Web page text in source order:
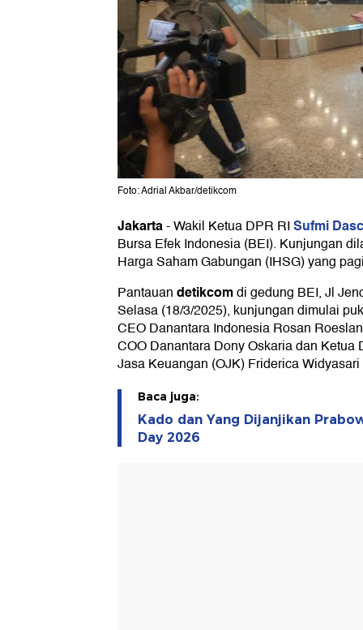
Foto: Adrial Akbar/detikcom
Jakarta-Wakil Ketua DPR RISufmi
Bursa Efek Indonesia (BEI). Kunjungan
Harga Saham Gabungan (IHSG) yang
Pantauandetikcomdi gedung BEI, Jl
Selasa (18/3/2025), kunjungan dimulai
CEO Danantara Indonesia Rosan
COO Danantara Dony Oskaria dan Ketua
Jasa Keuangan (OJK) Friderica
Baca juga:
Kado dan Yang Dijanjikan
Day 2026